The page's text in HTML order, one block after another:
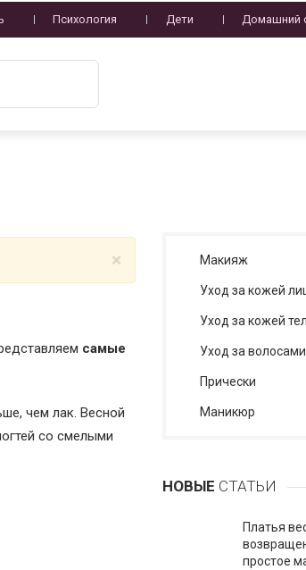
Психология Дети Домашний
×
самые
чем лак. Весной
со смелыми
Макияж
Уход за кожей
Уход за кожей
Уход за волосами
Прически
Маникюр
НОВЫЕ СТАТЬИ
Платья
простое